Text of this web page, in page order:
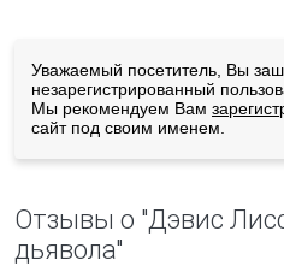
Уважаемый посетитель, Вы
незарегистрированный
Мы рекомендуем Вам
сайт под своим именем.
Отзывы о "Дэвис
дьявола"